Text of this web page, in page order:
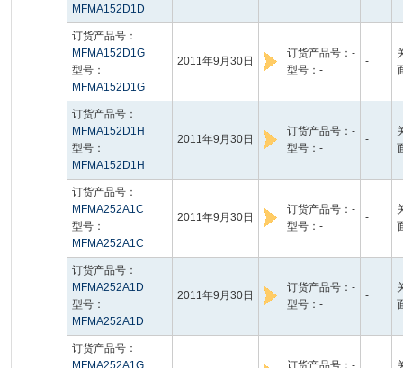
MFMA152D1D
订货产品号：
MFMA152D1G
型号：
MFMA152D1G
2011年9月30日
订货产品号：-
型号：-
-
订货产品号：
MFMA152D1H
型号：
MFMA152D1H
2011年9月30日
订货产品号：-
型号：-
-
订货产品号：
MFMA252A1C
型号：
MFMA252A1C
2011年9月30日
订货产品号：-
型号：-
-
订货产品号：
MFMA252A1D
型号：
MFMA252A1D
2011年9月30日
订货产品号：-
型号：-
-
订货产品号：